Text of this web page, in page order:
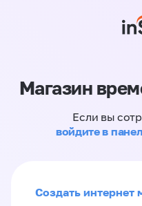
Магазин
Если вы
войдите в
Создать интернет